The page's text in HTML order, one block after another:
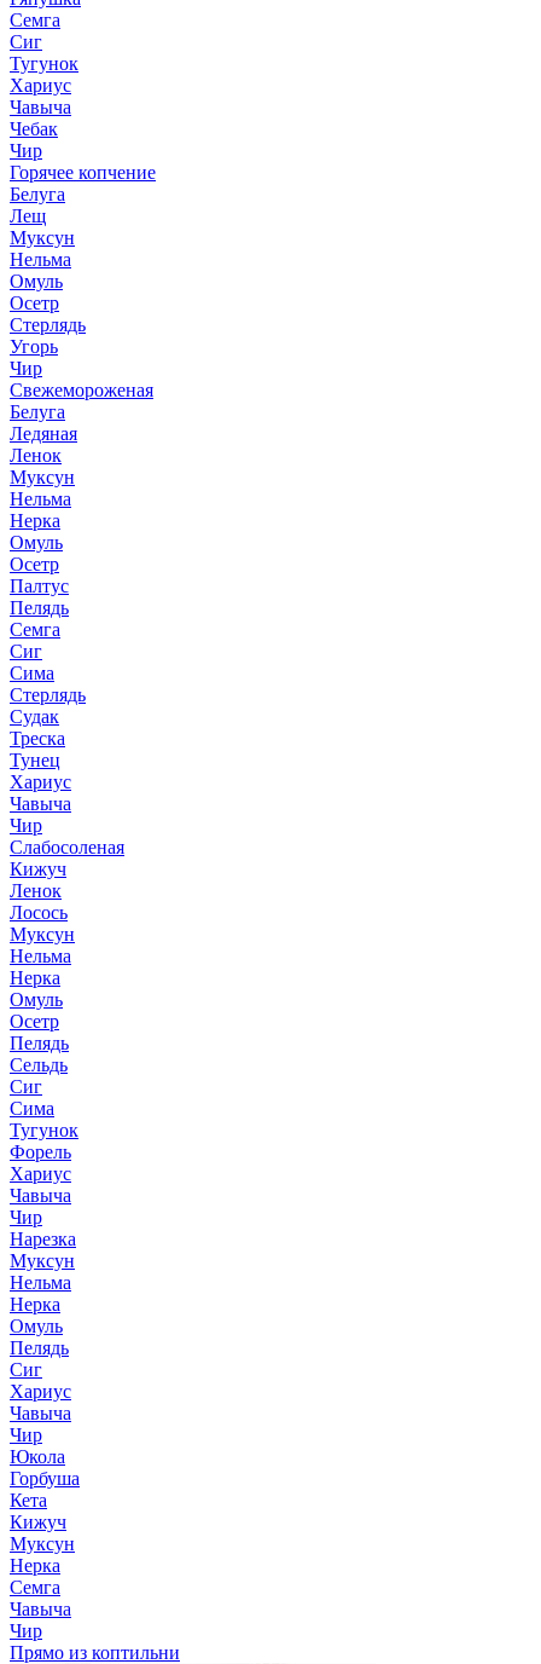
Семга
Сиг
Тугунок
Хариус
Чавыча
Чебак
Чир
Горячее копчение
Белуга
Лещ
Муксун
Нельма
Омуль
Осетр
Стерлядь
Угорь
Чир
Свежемороженая
Белуга
Ледяная
Ленок
Муксун
Нельма
Нерка
Омуль
Осетр
Палтус
Пелядь
Семга
Сиг
Сима
Стерлядь
Судак
Треска
Тунец
Хариус
Чавыча
Чир
Слабосоленая
Кижуч
Ленок
Лосось
Муксун
Нельма
Нерка
Омуль
Осетр
Пелядь
Сельдь
Сиг
Сима
Тугунок
Форель
Хариус
Чавыча
Чир
Нарезка
Муксун
Нельма
Нерка
Омуль
Пелядь
Сиг
Хариус
Чавыча
Чир
Юкола
Горбуша
Кета
Кижуч
Муксун
Нерка
Семга
Чавыча
Чир
Прямо из коптильни